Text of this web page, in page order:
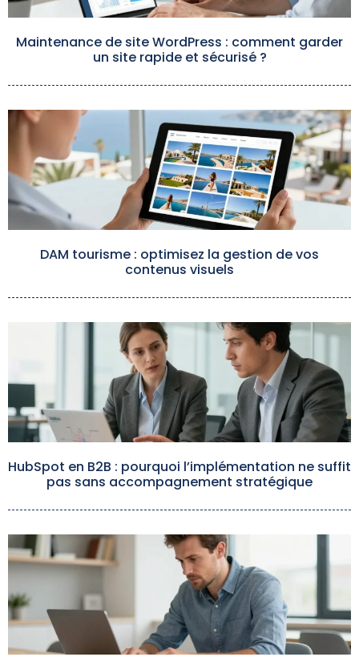
Maintenance de site WordPress : comment garder
un site rapide et sécurisé ?
DAM tourisme : optimisez la gestion de vos
contenus visuels
HubSpot en B2B : pourquoi l’implémentation ne suffit
pas sans accompagnement stratégique